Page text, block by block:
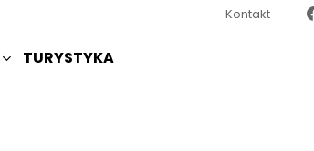
Kontakt
TURYSTYKA